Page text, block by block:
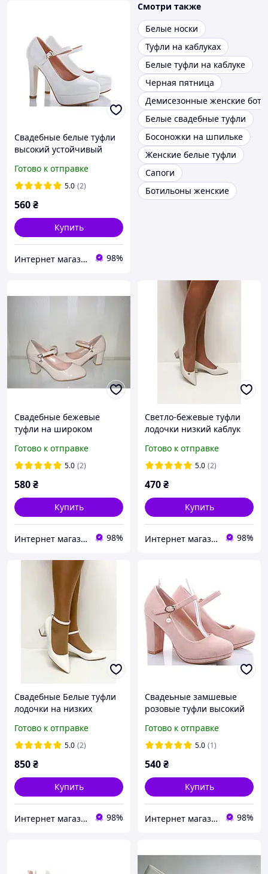
Свадебные белые туфли
высокий устойчивый
38
Готово к отправке
5.0 (2)
560₴
Купить
Интернет магазин "Ножки в одежке" 98%
Смотри также
Белые носки
Туфли на каблуках
Белые туфли на каблуке
Черная пятница
Демисезонные женские
Белые свадебные туфли
Босоножки на шпильке
Женские белые туфли
Сапоги
Ботильоны женские
Свадебные бежевые
туфли на широком
Готово к отправке
5.0 (2)
580₴
Купить
Интернет магазин "Ножки в одежке" 98%
Светло-бежевые туфли
лодочки низкий каблук
Готово к отправке
5.0 (2)
470₴
Купить
Интернет магазин "Ножки в одежке" 98%
Свадебные Белые туфли
лодочки на низких
40 размер
Готово к отправке
5.0 (2)
850₴
Купить
Интернет магазин "Ножки в одежке" 98%
Свадеьные замшевые
розовые туфли высокий
размер 37 38 40
Готово к отправке
5.0 (1)
540₴
Купить
Интернет магазин "Ножки в одежке" 98%